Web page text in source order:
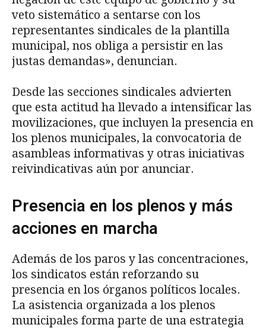
veto sistemático a sentarse con los
representantes sindicales de la plantilla
municipal, nos obliga a persistir en las
justas demandas», denuncian.
Desde las secciones sindicales advierten
que esta actitud ha llevado a intensificar las
movilizaciones, que incluyen la presencia en
los plenos municipales, la convocatoria de
asambleas informativas y otras iniciativas
reivindicativas aún por anunciar.
Presencia en los plenos y más
acciones en marcha
Además de los paros y las concentraciones,
los sindicatos están reforzando su
presencia en los órganos políticos locales.
La asistencia organizada a los plenos
municipales forma parte de una estrategia